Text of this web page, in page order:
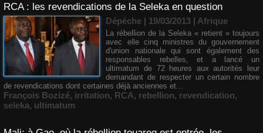
RCA : les revendications de la Seleka en question
Dépéche | 19/03/2013 | Afrique
La rébellion de la Seleka « retient » toujours
avec elle cinq ministres du gouvernement
d'union nationale qui sont également des
responsables rebelles, et a lancé un
ultimatum de 72 heures aux autorités leur
demandant de respecter un certain nombre
de revendications dont certaines déjà anciennes et...
François Bozizé, irritation, RCA, rebellion, revendication,
seleka, ultimatum